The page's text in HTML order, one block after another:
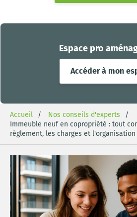
Espace pro
Accéder à mon
Accueil
Nos conseils d'experts
Immeuble neuf en copropriété : tout
règlement, les charges et l'organisation